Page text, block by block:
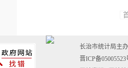
长治市统计局主
晋ICP备05005523